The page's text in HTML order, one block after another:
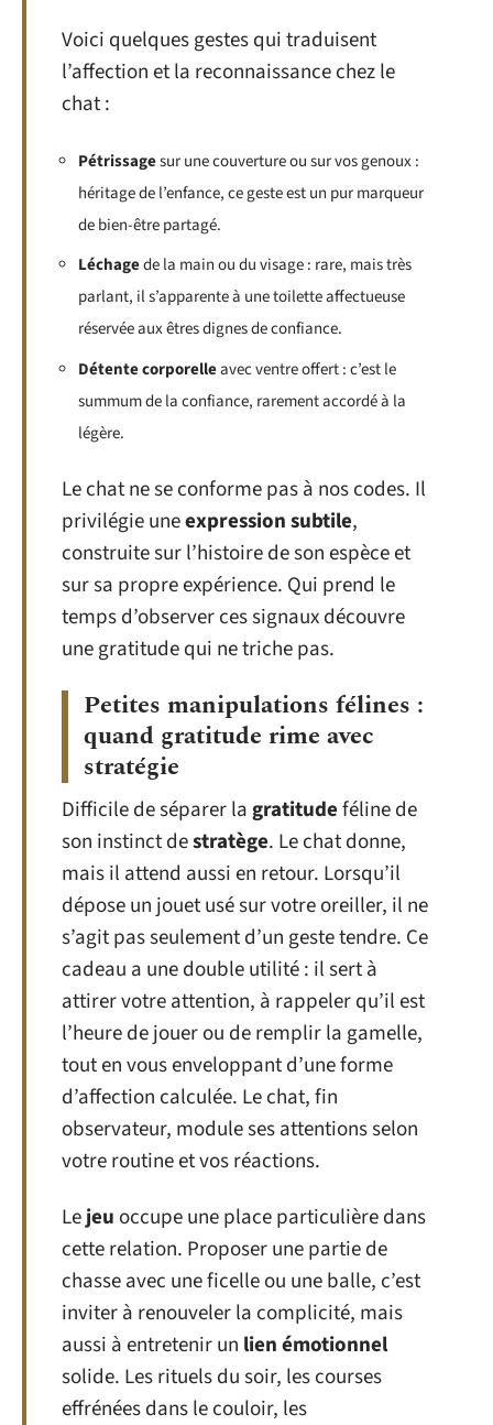
Voici quelques gestes qui traduisent
l’affection et la reconnaissance chez le
chat :
Pétrissagesur une couverture ou sur vos genoux :
héritage de l’enfance, ce geste est un pur marqueur
de bien-être partagé.
Léchagede la main ou du visage : rare, mais très
parlant, il s’apparente à une toilette affectueuse
réservée aux êtres dignes de confiance.
Détente corporelleavec ventre offert : c’est le
summum de la confiance, rarement accordé à la
légère.
Le chat ne se conforme pas à nos codes. Il
privilégie uneexpression subtile,
construite sur l’histoire de son espèce et
sur sa propre expérience. Qui prend le
temps d’observer ces signaux découvre
une gratitude qui ne triche pas.
Petites manipulations félines :
quand gratitude rime avec
stratégie
Difficile de séparer lagratitudeféline de
son instinct destratège. Le chat donne,
mais il attend aussi en retour. Lorsqu’il
dépose un jouet usé sur votre oreiller, il ne
s’agit pas seulement d’un geste tendre. Ce
cadeau a une double utilité : il sert à
attirer votre attention, à rappeler qu’il est
l’heure de jouer ou de remplir la gamelle,
tout en vous enveloppant d’une forme
d’affection calculée. Le chat, fin
observateur, module ses attentions selon
votre routine et vos réactions.
Lejeu occupe une place particulière dans
cette relation. Proposer une partie de
chasse avec une ficelle ou une balle, c’est
inviter à renouveler la complicité, mais
aussi à entretenir un lien émotionnel
solide. Les rituels du soir, les courses
effrénées dans le couloir, les